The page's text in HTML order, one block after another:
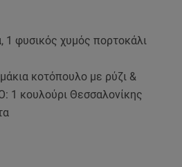
φυσικός χυμός πορτοκάλι
κοτόπουλο με ρύζι &
1 κουλούρι Θεσσαλονίκης